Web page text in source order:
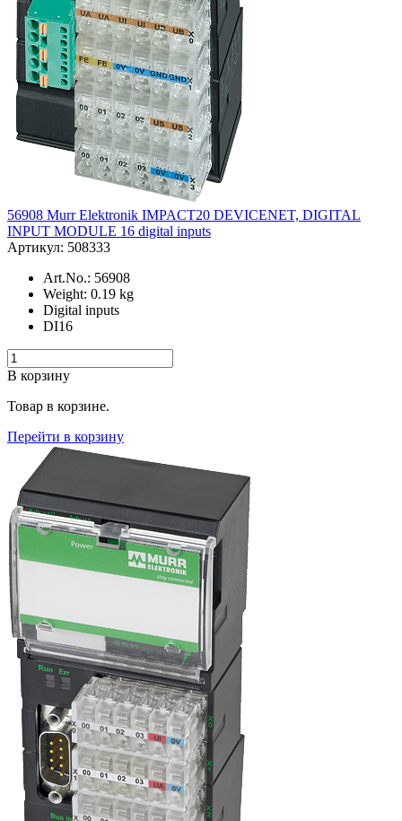
56908 Murr Elektronik IMPACT20 DEVICENET, DIGITAL
INPUT MODULE 16 digital inputs
Артикул: 508333
Art.No.: 56908
Weight: 0.19 kg
Digital inputs
DI16
В корзину
Товар в корзине.
Перейти в корзину